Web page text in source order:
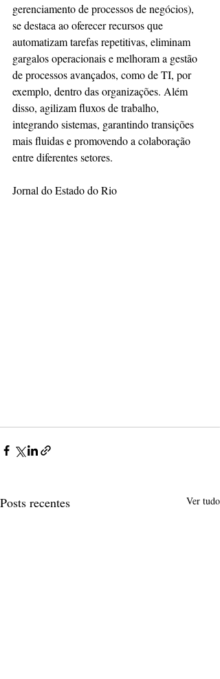
gerenciamento de processos de negócios),
se destaca ao oferecer recursos que
automatizam tarefas repetitivas, eliminam
gargalos operacionais e melhoram a gestão
de processos avançados, como de TI, por
exemplo, dentro das organizações. Além
disso, agilizam fluxos de trabalho,
integrando sistemas, garantindo transições
mais fluidas e promovendo a colaboração
entre diferentes setores.
Jornal do Estado do Rio
Posts recentes Ver tudo